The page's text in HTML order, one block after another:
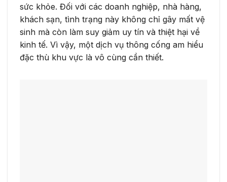
sức khỏe. Đối với các doanh nghiệp, nhà hàng,
khách sạn, tình trạng này không chỉ gây mất vệ
sinh mà còn làm suy giảm uy tín và thiệt hại về
kinh tế. Vì vậy, một dịch vụ thông cống am hiểu
đặc thù khu vực là vô cùng cần thiết.